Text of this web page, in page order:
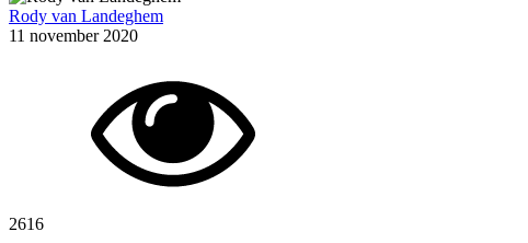
Rody van Landeghem
11 november 2020
2616